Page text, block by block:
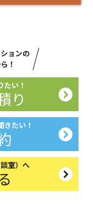
ョンの
！
たい！
り
きたい！
室）へ